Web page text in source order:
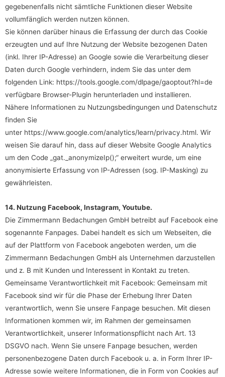
gegebenenfalls nicht sämtliche Funktionen dieser Website
vollumfänglich werden nutzen können.
Sie können darüber hinaus die Erfassung der durch das Cookie
erzeugten und auf Ihre Nutzung der Website bezogenen Daten
(inkl. Ihrer IP-Adresse) an Google sowie die Verarbeitung dieser
Daten durch Google verhindern, indem Sie das unter dem
folgenden Link: https://tools.google.com/dlpage/gaoptout?hl=de
verfügbare Browser-Plugin herunterladen und installieren.
Nähere Informationen zu Nutzungsbedingungen und Datenschutz
finden Sie
unter https://www.google.com/analytics/learn/privacy.html. Wir
weisen Sie darauf hin, dass auf dieser Website Google Analytics
um den Code „gat._anonymizeIp();“ erweitert wurde, um eine
anonymisierte Erfassung von IP-Adressen (sog. IP-Masking) zu
gewährleisten.
14. Nutzung Facebook, Instagram, Youtube.
Die Zimmermann Bedachungen GmbH betreibt auf Facebook eine
sogenannte Fanpages. Dabei handelt es sich um Webseiten, die
auf der Plattform von Facebook angeboten werden, um die
Zimmermann Bedachungen GmbH als Unternehmen darzustellen
und z. B mit Kunden und Interessent in Kontakt zu treten.
Gemeinsame Verantwortlichkeit mit Facebook: Gemeinsam mit
Facebook sind wir für die Phase der Erhebung Ihrer Daten
verantwortlich, wenn Sie unsere Fanpage besuchen. Mit diesen
Informationen kommen wir, im Rahmen der gemeinsamen
Verantwortlichkeit, unserer Informationspflicht nach Art. 13
DSGVO nach. Wenn Sie unsere Fanpage besuchen, werden
personenbezogene Daten durch Facebook u. a. in Form Ihrer IP-
Adresse sowie weitere Informationen, die in Form von Cookies auf